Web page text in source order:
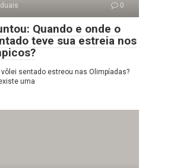
0
Quando e onde o
teve sua estreia nos
sentado estreou nas Olimpíadas?
uma